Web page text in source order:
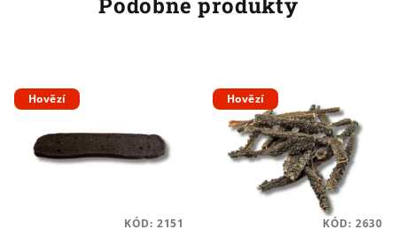
Hovězí
KÓD: 2151
Hovězí
KÓD: 2630